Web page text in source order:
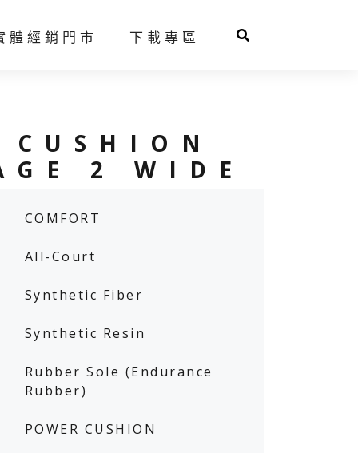
球星風采
球星風采
體經銷門市 下載專區
CUSHION
2 WIDE
COMFORT
All-Court
Synthetic Fiber
Synthetic Resin
Rubber Sole (Endurance
Rubber)
POWER CUSHION